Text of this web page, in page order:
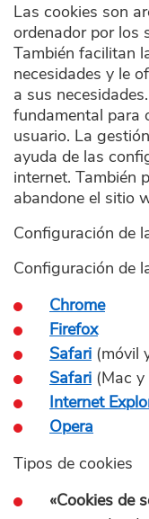
Las cookies son
ordenador por los
También facilitan
necesidades y le
a sus
fundamental para
usuario. La
ayuda de las
internet. También
abandone el sitio
Configuración de
Configuración de
Chrome
Firefox
Safari (móvil
Safari (Mac y
Internet
Opera
Tipos de cookies
«Cookies de